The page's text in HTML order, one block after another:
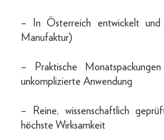
– In Österreich entwickelt und
Manufaktur)
– Praktische
unkomplizierte Anwendung
– Reine, wissenschaftlich
höchste Wirksamkeit